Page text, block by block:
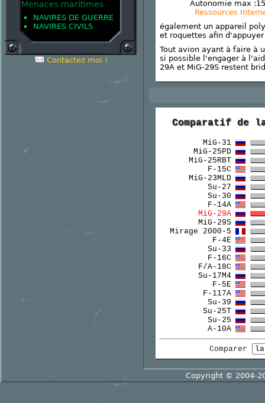
Menaces maritimes
NAVIRES DE GUERRE
NAVIRES CIVILS
Contactez moi !
Autonomie max :
Ressources
également un appareil
et roquettes afin
Tout avion ayant à faire à
si possible l'engager à
29A et MiG-29S restent
Comparatif de
MiG-31
MiG-25PD
MiG-25RBT
F-15C
MiG-23MLD
Su-27
Su-30
F-14A
MiG-29A
MiG-29S
Mirage 2000-5
F-4E
Su-33
F-16C
F/A-18C
Su-17M4
F-5E
F-117A
Su-39
Su-25T
Su-25
A-10A
Comparer
Copyright © 2004-